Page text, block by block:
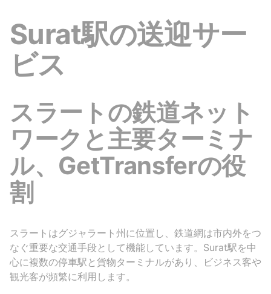
Surat駅の送迎サー
ビス
スラートの鉄道ネット
ワークと主要ターミナ
ル、GetTransferの役
割
スラートはグジャラート州に位置し、鉄道網は市内外をつ
なぐ重要な交通手段として機能しています。Surat駅を中
心に複数の停車駅と貨物ターミナルがあり、ビジネス客や
観光客が頻繁に利用します。